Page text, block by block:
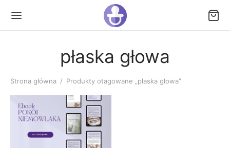
płaska głowa
Strona główna / Produkty otagowane „płaska głowa”